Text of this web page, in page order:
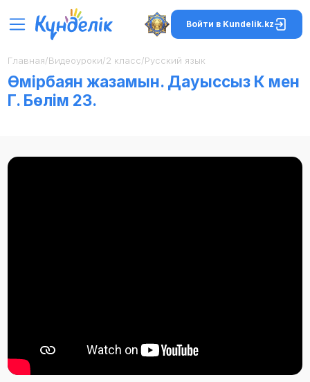
Войти в Kundelik.kz
Главная/Видеоуроки/2 класс/Русский язык
Өмірбаян жазамын. Дауыссыз К мен
Г. Бөлім 23.